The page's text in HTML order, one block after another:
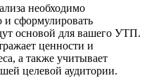
необходимо
сформулировать
основой для вашего УТП.
ценности и
а также учитывает
целевой аудитории.